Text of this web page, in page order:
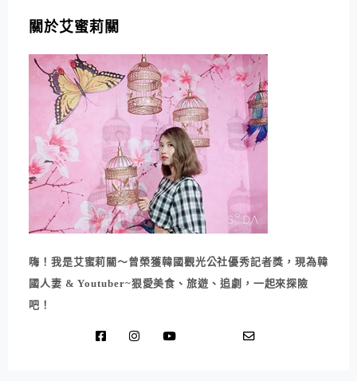
關於艾蜜莉關
嗨！我是艾蜜莉關～曾榮獲韓國觀光公社優秀記者獎，現為韓
國人妻 & Youtuber~狠愛美食、旅遊、追劇，一起來探險
吧！